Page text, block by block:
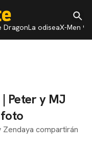
DragonLa odiseaX-Men 97
Peter y MJ
foto
compartirán